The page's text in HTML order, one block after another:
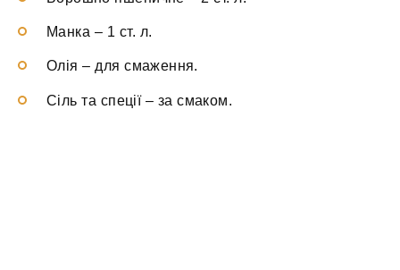
Манка – 1 ст. л.
Олія –для смаження.
Сіль та спеції– за смаком.